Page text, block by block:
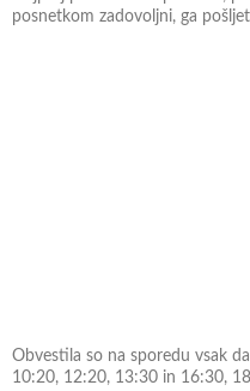
posnetkom zadovoljni, ga
Obvestila so na sporedu vsak
10:20, 12:20, 13:30 in 16:30,